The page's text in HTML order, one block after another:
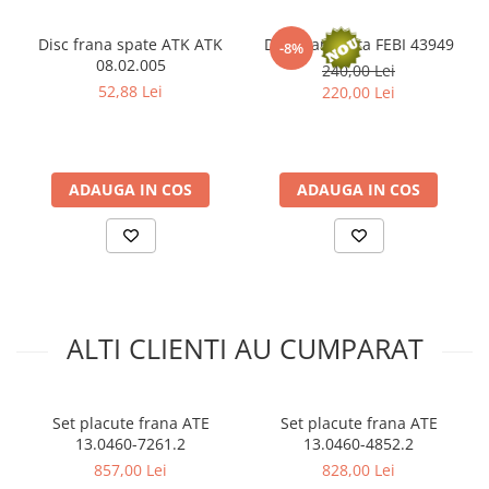
Curea distributie
Pompa apa
Busoane/inele etansare
Directie/stabilizare
Bielete antiruliu
Caroserie
Suspensie
Disc frana spate ATK ATK
08.02.005
52,88 Lei
ADAUGA IN COS
-8%
Disc frana fata FEBI 43949
240,00 Lei
220,00 Lei
ADAUGA IN COS
ALTI CLIENTI AU CUMPARAT
Set placute frana ATE
13.0460-7261.2
857,00 Lei
Set placute frana ATE
13.0460-4852.2
828,00 Lei